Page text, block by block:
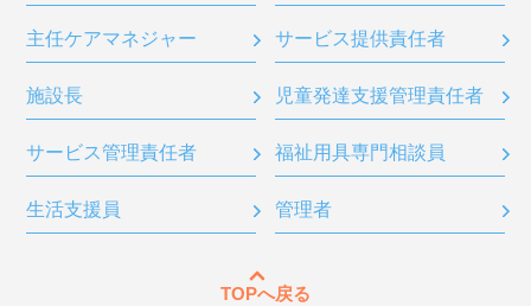
主任ケアマネジャー サービス提供責任者
施設長 児童発達支援管理責任者
サービス管理責任者 福祉用具専門相談員
生活支援員 管理者
TOPへ戻る